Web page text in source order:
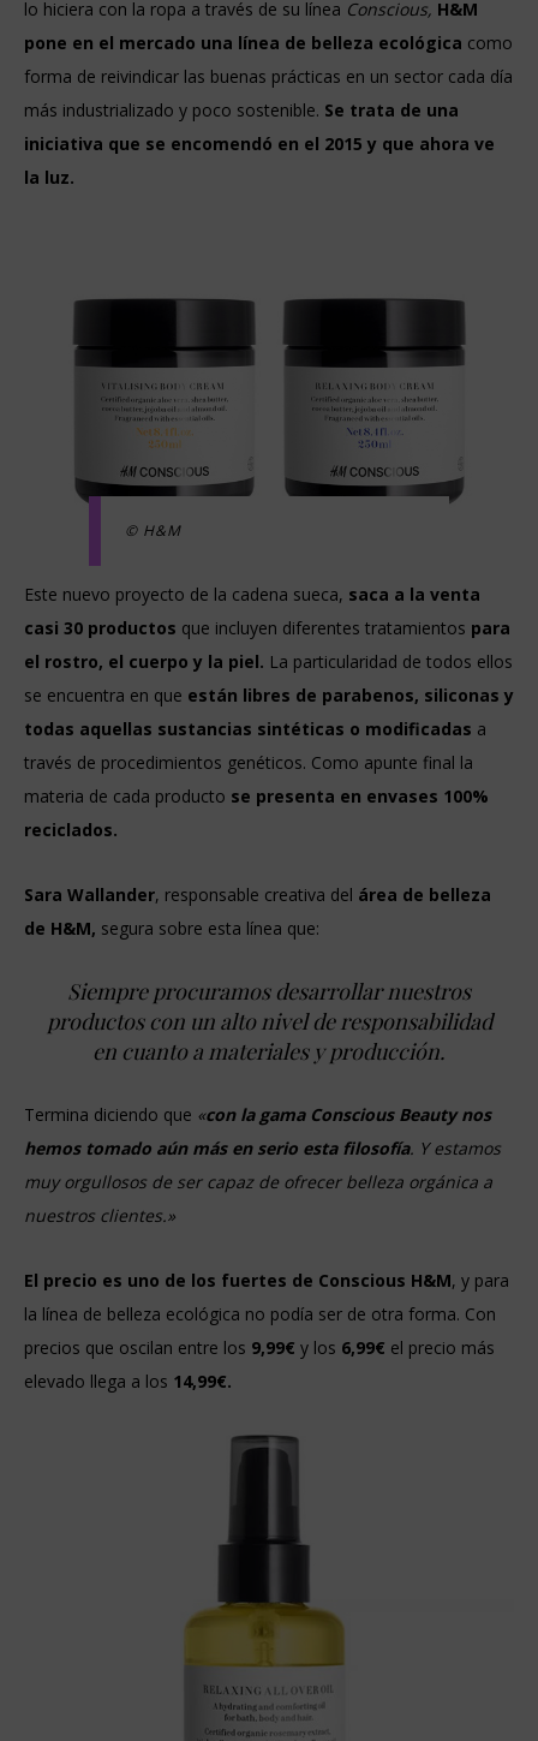
lo hiciera con la ropa a través de su línea Conscious, H&M
pone en el mercado una línea de belleza ecológica como
forma de reivindicar las buenas prácticas en un sector cada día
más industrializado y poco sostenible. Se trata de una
iniciativa que se encomendó en el 2015 y que ahora ve
la luz.
© H&M
Este nuevo proyecto de la cadena sueca, saca a la venta
casi 30 productos que incluyen diferentes tratamientos para
el rostro, el cuerpo y la piel. La particularidad de todos ellos
se encuentra en que están libres de parabenos, siliconas y
todas aquellas sustancias sintéticas o modificadas a
través de procedimientos genéticos. Como apunte final la
materia de cada producto se presenta en envases 100%
reciclados.
Sara Wallander, responsable creativa del área de belleza
de H&M, segura sobre esta línea que:
Siempre procuramos desarrollar nuestros
productos con un alto nivel de responsabilidad
en cuanto a materiales y producción.
Termina diciendo que «con la gama Conscious Beauty nos
hemos tomado aún más en serio esta filosofía. Y estamos
muy orgullosos de ser capaz de ofrecer belleza orgánica a
nuestros clientes.»
El precio es uno de los fuertes de Conscious H&M, y para
la línea de belleza ecológica no podía ser de otra forma. Con
precios que oscilan entre los 9,99€ y los 6,99€ el precio más
elevado llega a los 14,99€.